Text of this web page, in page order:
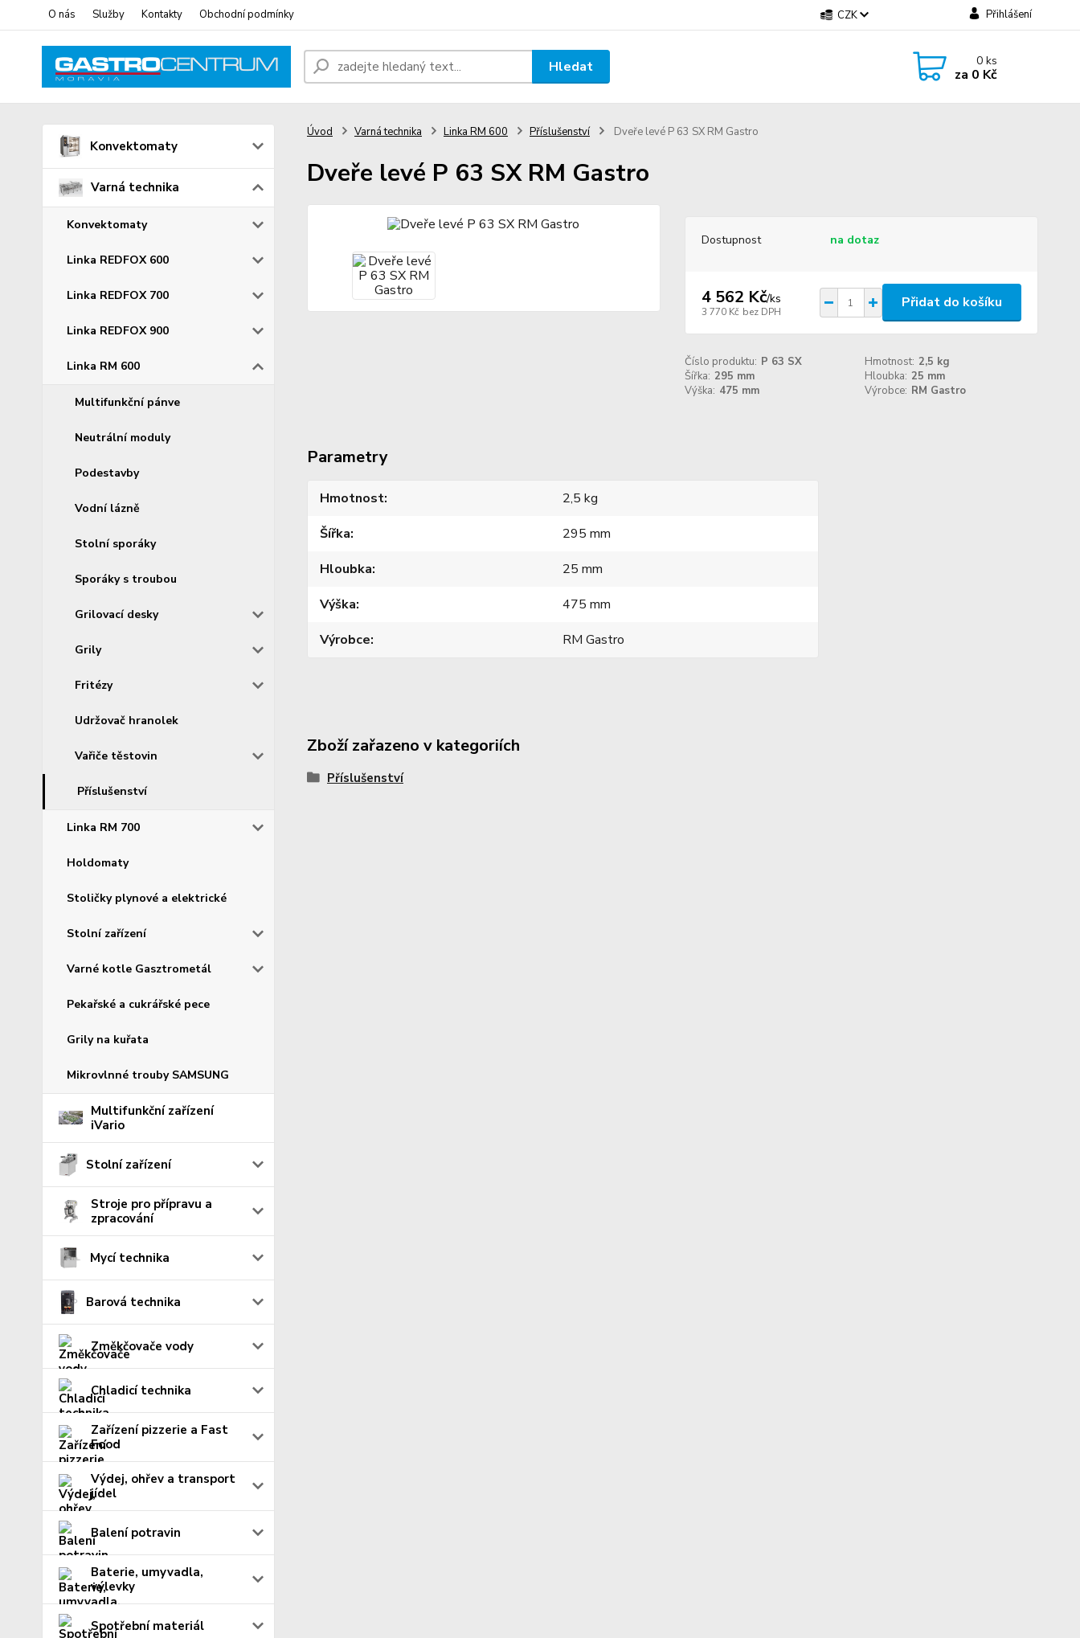
O nás Služby Kontakty Obchodní podmínky CZK Přihlášení
Hledat 0ks
za 0 Kč
Konvektomaty
Varná technika
Konvektomaty
Linka REDFOX 600
Linka REDFOX 700
Linka REDFOX 900
Linka RM 600
Multifunkční pánve
Neutrální moduly
Podestavby
Vodní lázně
Stolní sporáky
Sporáky s troubou
Grilovací desky
Grily
Fritézy
Udržovač hranolek
Vařiče těstovin
Příslušenství
Linka RM 700
Holdomaty
Stoličky plynové a elektrické
Stolní zařízení
Varné kotle Gasztrometál
Pekařské a cukrářské pece
Grily na kuřata
Mikrovlnné trouby SAMSUNG
Multifunkční zařízení
iVario
Stolní zařízení
Stroje pro přípravu a
zpracování
Mycí technika
Barová technika
Změkčovače vody
Chladicí technika
Zařízení pizzerie a Fast
Food
Výdej, ohřev a transport
jídel
Balení potravin
Baterie, umyvadla,
výlevky
Spotřební materiál
Úvod Varná technika Linka RM 600 Příslušenství Dveře levé P 63 SX RM Gastro
Dveře levé P 63 SX RM Gastro
Dostupnost na dotaz
4 562 Kč/ks
3 770 Kč bez DPH
Přidat do košíku
Číslo produktu: P 63 SX Hmotnost: 2,5 kg
Šířka: 295 mm Hloubka: 25 mm
Výška: 475 mm Výrobce: RM Gastro
Parametry
Hmotnost
2,5 kg
Šířka
295 mm
Hloubka
25 mm
Výška
475 mm
Výrobce
RM Gastro
Zboží zařazeno v kategoriích
Příslušenství